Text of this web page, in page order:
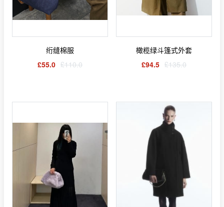
绗缝棉服
£55.0 £110.0
橄榄绿斗篷式外套
£94.5 £135.0